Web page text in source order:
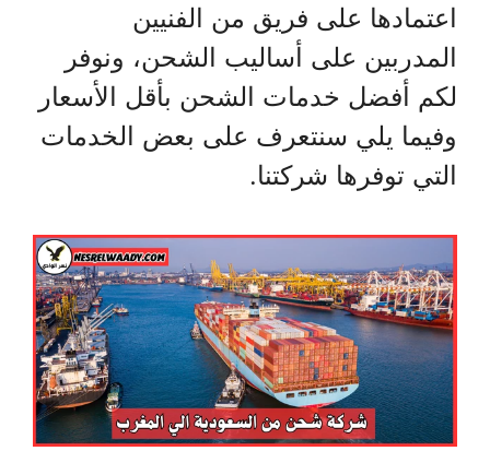
اعتمادها على فريق من الفنيين
المدربين على أساليب الشحن، ونوفر
لكم أفضل خدمات الشحن بأقل الأسعار
وفيما يلي سنتعرف على بعض الخدمات
التي توفرها شركتنا.